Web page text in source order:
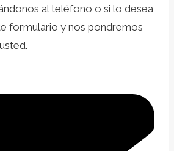
al teléfono o si lo desea
formulario y nos pondremos